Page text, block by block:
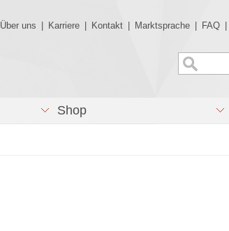
Über uns Karriere Kontakt Marktsprache FAQ
Shop